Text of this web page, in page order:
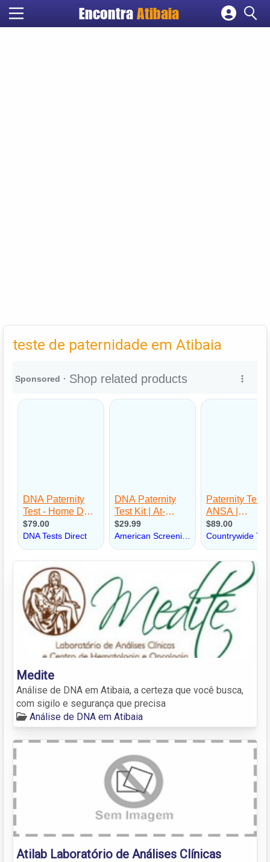
Encontra Atibaia
teste de paternidade em Atibaia
Medite
Análise de DNA em Atibaia, a certeza que você busca,
com sigilo e segurança que precisa
Análise de DNA em Atibaia
Atilab Laboratório de Análises Clínicas